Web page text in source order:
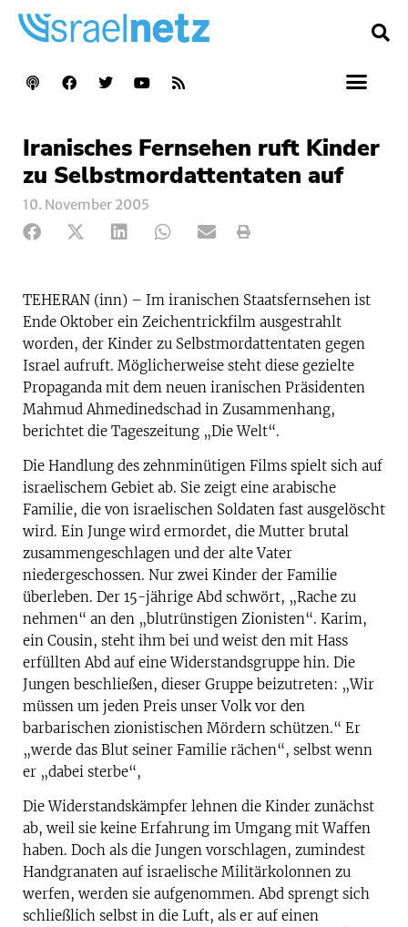
Iranisches Fernsehen ruft Kinder
zu Selbstmordattentaten auf
10. November 2005
TEHERAN (inn) – Im iranischen Staatsfernsehen ist
Ende Oktober ein Zeichentrickfilm ausgestrahlt
worden, der Kinder zu Selbstmordattentaten gegen
Israel aufruft. Möglicherweise steht diese gezielte
Propaganda mit dem neuen iranischen Präsidenten
Mahmud Ahmedinedschad in Zusammenhang,
berichtet die Tageszeitung „Die Welt“.
Die Handlung des zehnminütigen Films spielt sich auf
israelischem Gebiet ab. Sie zeigt eine arabische
Familie, die von israelischen Soldaten fast ausgelöscht
wird. Ein Junge wird ermordet, die Mutter brutal
zusammengeschlagen und der alte Vater
niedergeschossen. Nur zwei Kinder der Familie
überleben. Der 15-jährige Abd schwört, „Rache zu
nehmen“ an den „blutrünstigen Zionisten“. Karim,
ein Cousin, steht ihm bei und weist den mit Hass
erfüllten Abd auf eine Widerstandsgruppe hin. Die
Jungen beschließen, dieser Gruppe beizutreten: „Wir
müssen um jeden Preis unser Volk vor den
barbarischen zionistischen Mördern schützen.“ Er
„werde das Blut seiner Familie rächen“, selbst wenn
er „dabei sterbe“,
Die Widerstandskämpfer lehnen die Kinder zunächst
ab, weil sie keine Erfahrung im Umgang mit Waffen
haben. Doch als die Jungen vorschlagen, zumindest
Handgranaten auf israelische Militärkolonnen zu
werfen, werden sie aufgenommen. Abd sprengt sich
schließlich selbst in die Luft, als er auf einen